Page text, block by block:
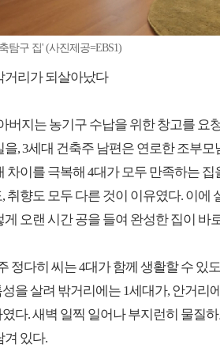
탐구 집' (사진제공=EBS1)
리가 되살아났다
버지는 농기구 수납을 위한 창고를 요
을, 3세대 건축주 남편은 연로한 조부
차이를 극복해 4대가 모두 만족하는
취향도 모두 다른 것이 이유였다. 이
게 오랜 시간 공을 들여 완성한 집이 바
정다히 씨는 4대가 함께 생활할 수 있
을 살려 밖거리에는 1세대가, 안거리
다. 새벽 일찍 일어나 부지런히 물질
겨 있다.